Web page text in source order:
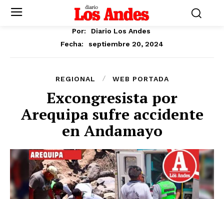
Por:
Diario Los Andes
Fecha:
septiembre 20, 2024
REGIONAL WEB PORTADA
Excongresista por
Arequipa sufre accidente
en Andamayo